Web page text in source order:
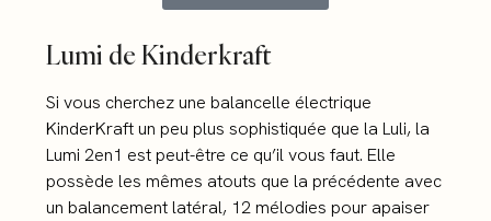
Lumi de Kinderkraft
Si vous cherchez une balancelle électrique
KinderKraft un peu plus sophistiquée que la Luli, la
Lumi 2en1 est peut-être ce qu’il vous faut. Elle
possède les mêmes atouts que la précédente avec
un balancement latéral, 12 mélodies pour apaiser